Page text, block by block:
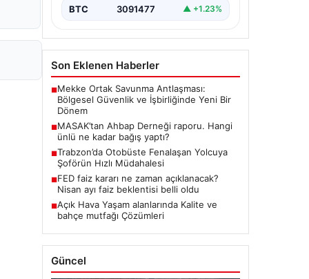
BTC 3091477 ▲ +1.23%
Son Eklenen Haberler
■Mekke Ortak Savunma Antlaşması:
Bölgesel Güvenlik ve İşbirliğinde Yeni Bir
Dönem
■MASAK’tan Ahbap Derneği raporu. Hangi
ünlü ne kadar bağış yaptı?
■Trabzon’da Otobüste Fenalaşan Yolcuya
Şoförün Hızlı Müdahalesi
■FED faiz kararı ne zaman açıklanacak?
Nisan ayı faiz beklentisi belli oldu
■Açık Hava Yaşam alanlarında Kalite ve
bahçe mutfağı Çözümleri
Güncel